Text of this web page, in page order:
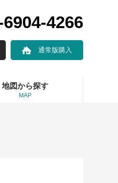
6904-4266
通常版購入
地図から探す
MAP